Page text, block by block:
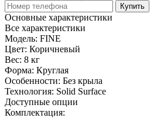
Купить
Основные характеристики
Все характеристики
Модель: FINE
Цвет: Коричневый
Вес: 8 кг
Форма: Круглая
Особенности: Без крыла
Технология: Solid Surface
Доступные опции
Комплектация: